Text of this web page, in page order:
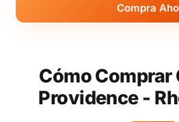
Compra
Cómo Comprar
Providence -